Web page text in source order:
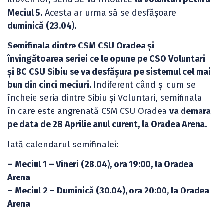
Meciul 5. Acesta ar urma să se desfășoare
duminică (23.04).
Semifinala dintre CSM CSU Oradea și
învingătoarea seriei ce le opune pe CSO Voluntari
și BC CSU Sibiu se va desfășura pe sistemul cel mai
bun din cinci meciuri. Indiferent când și cum se
încheie seria dintre Sibiu și Voluntari, semifinala
în care este angrenată CSM CSU Oradea va demara
pe data de 28 Aprilie anul curent, la Oradea Arena.
Iată calendarul semifinalei:
– Meciul 1 – Vineri (28.04), ora 19:00, la Oradea
Arena
– Meciul 2 – Duminică (30.04), ora 20:00, la Oradea
Arena